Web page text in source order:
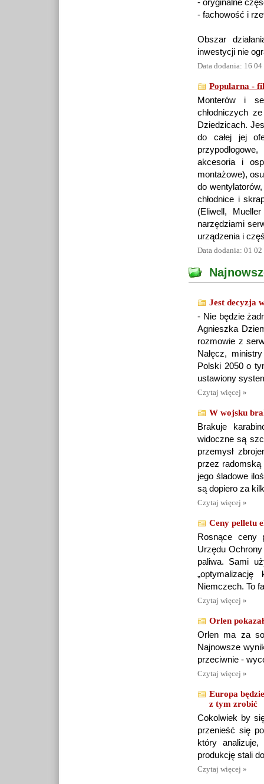
- oryginalne
- fachowość i
Obszar
inwestycji nie
Data dodania: 16
Popularna -
Monterów i
chłodniczych
Dziedzicach.
do całej jej
akcesoria i
montażowe),
do
chłodnice i
(Eliwell,
narzędziami
urządzenia i
Data dodania: 01
Jest decyzja
- Nie będzie
Agnieszka
rozmowie z
Nałęcz,
Polski 2050 o
ustawiony
Czytaj więcej »
W wojsku
Brakuje
widoczne są
przemysł
przez
jego śladowe
są dopiero za
Czytaj więcej »
Ceny pelletu
Rosnące ceny
Urzędu
paliwa. Sami
Niemczech. To
Czytaj więcej »
Orlen
Orlen ma za
Najnowsze
przeciwnie -
Czytaj więcej »
Europa
z tym zrobić
Cokolwiek by
przenieść się
który
produkcję stali
Czytaj więcej »